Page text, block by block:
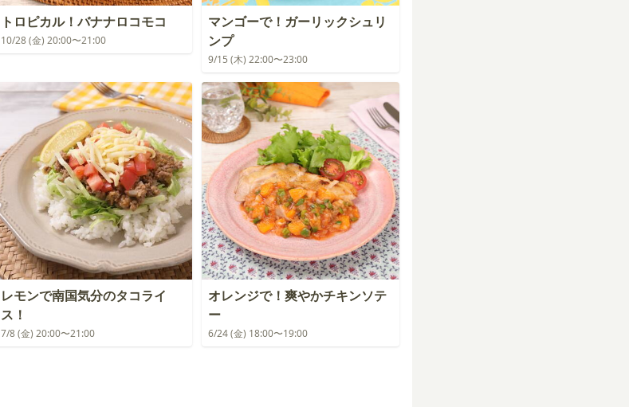
トロピカル！バナナロコモコ
10/28 (金) 20:00〜21:00
マンゴーで！ガーリックシュリ
ンプ
9/15 (木) 22:00〜23:00
レモンで南国気分のタコライ
ス！
7/8 (金) 20:00〜21:00
オレンジで！爽やかチキンソテ
ー
6/24 (金) 18:00〜19:00